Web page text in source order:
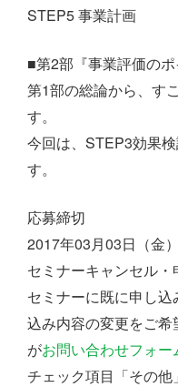
STEP5 事業計画
■第2部『事業評価のポ
第1部の総論から、す
す。
今回は、STEP3効果
す。
応募締切
2017年03月03日（金
セミナーキャンセル
セミナーに既に申し
込み内容の変更をご
がお問い合わせフォー
チェック項目「その